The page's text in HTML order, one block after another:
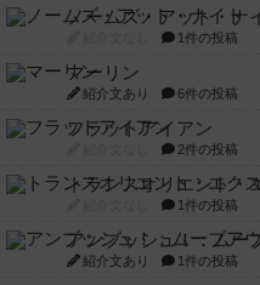
ノームズ・アット・ナ
1件の投稿
マーリン
紹介文あり 6件の投稿
フラットアイアン
2件の投稿
トランスオリエント・
1件の投稿
アンブッシュ！：ムー
紹介文あり 1件の投稿